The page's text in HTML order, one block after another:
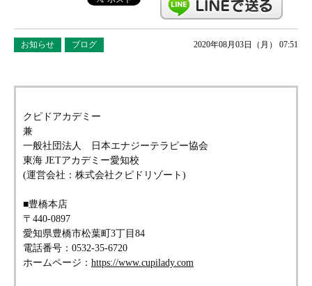
お知らせ ブログ 2020年08月03日（月） 07:51
クピドアカデミー
兼
一般社団法人 日本エナジーテラピー協会
東海 JETアカデミー愛知校
(運営会社：株式会社クピドリゾート)
■豊橋本店
〒440-0897
愛知県豊橋市松葉町3丁目84
電話番号：0532-35-6720
ホームページ： https://www.cupilady.com